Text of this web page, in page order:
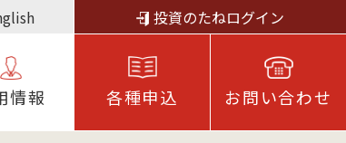
投資のたねログイン
情報 各種申込 お問い合わせ